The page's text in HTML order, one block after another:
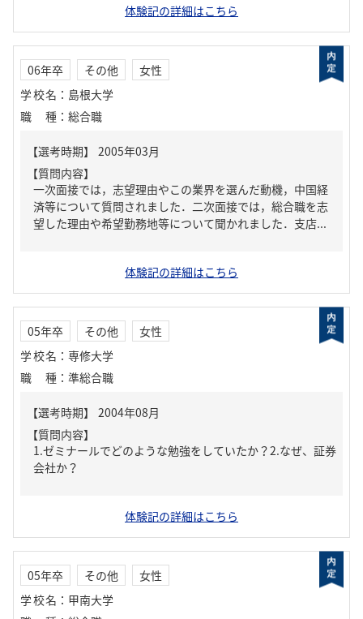
体験記の詳細はこちら
06年卒 その他
女性
学校名 ： 島根大学
職種 ： 総合職
【質問内容】
一次面接では，志望理由やこの業界を選んだ動機，中国経
済等について質問されました．二次面接では，総合職を志
望した理由や希望勤務地等について聞かれました．支店...
体験記の詳細はこちら
05年卒 その他
女性
学校名 ： 専修大学
職種 ： 準総合職
【質問内容】
1.ゼミナールでどのような勉強をしていたか？2.なぜ、証券
会社か？
体験記の詳細はこちら
05年卒 その他
女性
学校名 ： 甲南大学